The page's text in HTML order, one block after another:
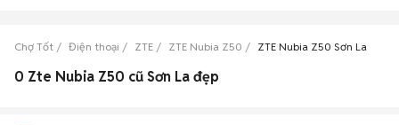
Chợ Tốt Điện thoại ZTE ZTE Nubia Z50 ZTE Nubia Z50 Sơn La
0 Zte Nubia Z50 cũ Sơn La đẹp